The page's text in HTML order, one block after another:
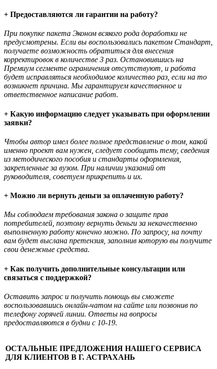
+ Предоставляются ли гарантии на работу?
При покупке пакета Эконом всякого рода доработки не
предусмотрены. Если вы воспользовались пакетом Стандарт,
получаете возможность обратиться для внесения
корректировок в количестве 3 раз. Остановившись на
Премиум сегменте ограничения отсутствуют, и работа
будет исправляться необходимое количество раз, если на то
возникнет причина. Мы гарантируем качественное и
ответственное написание работ.
+ Какую информацию следует указывать при оформлении
заявки?
Чтобы автор имел более полное представление о том, какой
именно проект вам нужен, следует сообщить тему, сведения
из методического пособия и стандарты оформления,
закрепленные за вузом. При наличии указаний от
руководителя, советуем прикрепить и их.
+ Можно ли вернуть деньги за оплаченную работу?
Мы соблюдаем требования закона о защите прав
потребителей, поэтому вернуть деньги за некачественно
выполненную работу конечно можно. По запросу, на почту
вам будет выслана претензия, заполнив которую вы получите
свои денежные средства.
+ Как получить дополнительные консультации или
связаться с поддержкой?
Оставить запрос и получить помощь вы сможете
воспользовавшись онлайн-чатом на сайте или позвонив по
телефону горячей линии. Ответы на вопросы
предоставляются в будни с 10-19.
ОСТАЛЬНЫЕ ПРЕДЛОЖЕНИЯ НАШЕГО СЕРВИСА
ДЛЯ КЛИЕНТОВ В Г. АСТРАХАНЬ